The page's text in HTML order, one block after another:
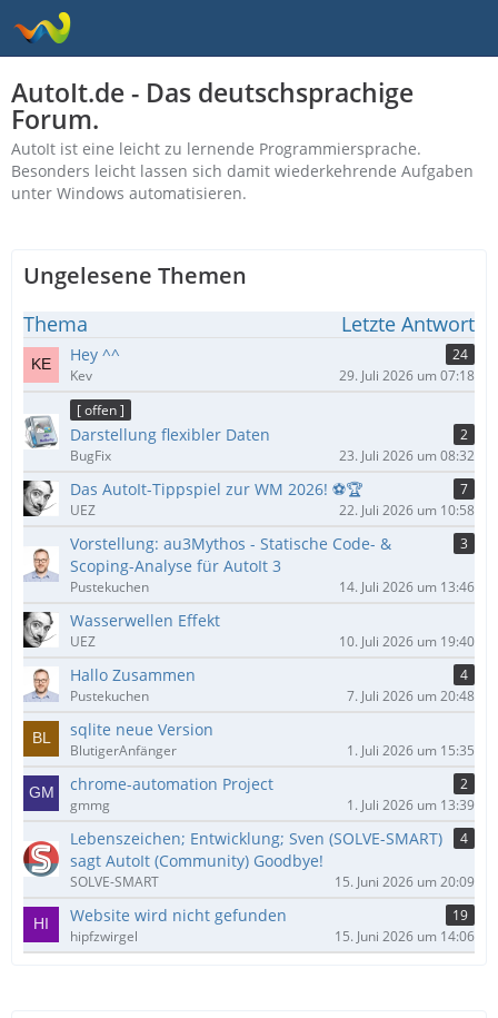
AutoIt.de - Das deutschsprachige
Forum.
AutoIt ist eine leicht zu lernende Programmiersprache.
Besonders leicht lassen sich damit wiederkehrende Aufgaben
unter Windows automatisieren.
Ungelesene Themen
Thema Letzte Antwort
Hey ^^
24
Kev
29. Juli 2026 um 07:18
[ offen ]
Darstellung flexibler Daten
2
BugFix
23. Juli 2026 um 08:32
Das AutoIt-Tippspiel zur WM 2026! ⚽🏆
7
UEZ
22. Juli 2026 um 10:58
Vorstellung: au3Mythos - Statische Code- &
Scoping-Analyse für AutoIt 3
3
Pustekuchen 14. Juli 2026 um 13:46
Wasserwellen Effekt
UEZ 10. Juli 2026 um 19:40
Hallo Zusammen
4
Pustekuchen
7. Juli 2026 um 20:48
sqlite neue Version
BlutigerAnfänger 1. Juli 2026 um 15:35
chrome-automation Project
2
gmmg
1. Juli 2026 um 13:39
Lebenszeichen; Entwicklung; Sven (SOLVE-SMART)
sagt AutoIt (Community) Goodbye!
4
SOLVE-SMART 15. Juni 2026 um 20:09
Website wird nicht gefunden
19
hipfzwirgel
15. Juni 2026 um 14:06